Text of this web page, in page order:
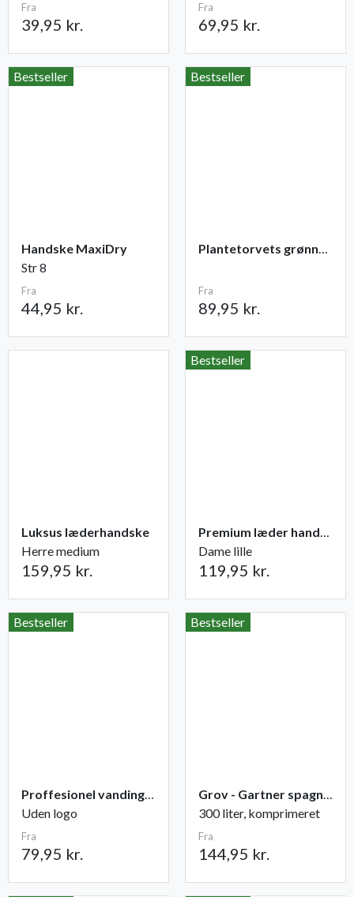
Fra
39,95 kr.
Fra
69,95 kr.
Bestseller
Handske MaxiDry
Str 8
Fra
44,95 kr.
Bestseller
Plantetorvets grønne vandingspose 75 liter
Fra
89,95 kr.
Luksus læderhandske
Herre medium
159,95 kr.
Bestseller
Premium læder handske Flutter
Dame lille
119,95 kr.
Bestseller
Proffesionel vandingspose 100 liter
Uden logo
Fra
79,95 kr.
Bestseller
Grov - Gartner spagnum
300 liter, komprimeret
Fra
144,95 kr.